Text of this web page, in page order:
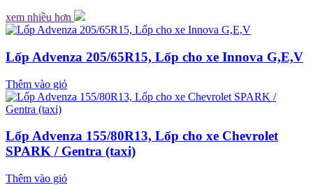
xem nhiều hơn
Lốp Advenza 205/65R15, Lốp cho xe Innova G,E,V
Thêm vào giỏ
Lốp Advenza 155/80R13, Lốp cho xe Chevrolet
SPARK / Gentra (taxi)
Thêm vào giỏ